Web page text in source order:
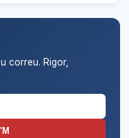
correu. Rigor,